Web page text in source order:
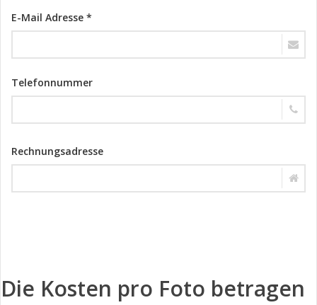
E-Mail Adresse *
Telefonnummer
Rechnungsadresse
Die Kosten pro Foto betragen